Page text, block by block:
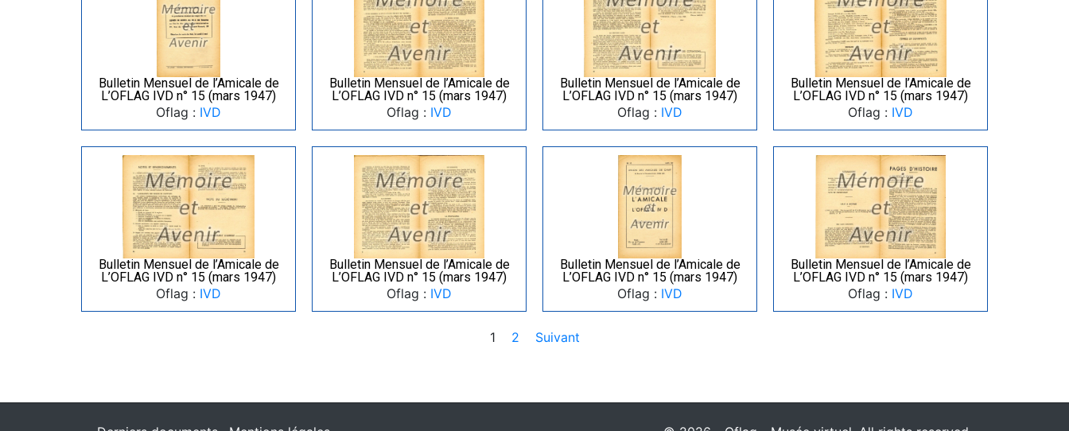
Bulletin Mensuel de l’Amicale de
L’OFLAG IVD n° 15 (mars 1947)
Oflag : IVD
Bulletin Mensuel de l’Amicale de
L’OFLAG IVD n° 15 (mars 1947)
Oflag : IVD
Bulletin Mensuel de l’Amicale de
L’OFLAG IVD n° 15 (mars 1947)
Oflag : IVD
Bulletin Mensuel de l’Amicale de
L’OFLAG IVD n° 15 (mars 1947)
Oflag : IVD
Bulletin Mensuel de l’Amicale de
L’OFLAG IVD n° 15 (mars 1947)
Oflag : IVD
Bulletin Mensuel de l’Amicale de
L’OFLAG IVD n° 15 (mars 1947)
Oflag : IVD
Bulletin Mensuel de l’Amicale de
L’OFLAG IVD n° 15 (mars 1947)
Oflag : IVD
Bulletin Mensuel de l’Amicale de
L’OFLAG IVD n° 15 (mars 1947)
Oflag : IVD
1 2 Suivant